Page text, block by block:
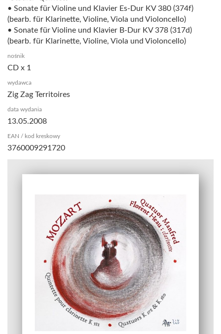
• Sonate für Violine und Klavier Es-Dur KV 380 (374f)
(bearb. für Klarinette, Violine, Viola und Violoncello)
• Sonate für Violine und Klavier B-Dur KV 378 (317d)
(bearb. für Klarinette, Violine, Viola und Violoncello)
nośnik
CD x 1
wydawca
Zig Zag Territoires
data wydania
13.05.2008
EAN / kod kreskowy
3760009291720